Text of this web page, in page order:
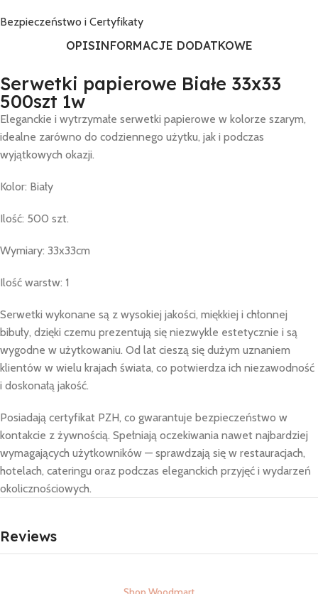
Bezpieczeństwo i Certyfikaty
OPISINFORMACJE DODATKOWE
Serwetki papierowe Białe 33x33
500szt 1w
Eleganckie i wytrzymałe serwetki papierowe w kolorze szarym,
idealne zarówno do codziennego użytku, jak i podczas
wyjątkowych okazji.
Kolor: Biały
Ilość: 500 szt.
Wymiary: 33x33cm
Ilość warstw: 1
Serwetki wykonane są z wysokiej jakości, miękkiej i chłonnej
bibuły, dzięki czemu prezentują się niezwykle estetycznie i są
wygodne w użytkowaniu. Od lat cieszą się dużym uznaniem
klientów w wielu krajach świata, co potwierdza ich niezawodność
i doskonałą jakość.
Posiadają certyfikat PZH, co gwarantuje bezpieczeństwo w
kontakcie z żywnością. Spełniają oczekiwania nawet najbardziej
wymagających użytkowników — sprawdzają się w restauracjach,
hotelach, cateringu oraz podczas eleganckich przyjęć i wydarzeń
okolicznościowych.
Reviews